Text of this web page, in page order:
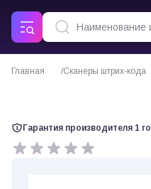
Главная Сканеры штрих-кода
Гарантия производителя 1